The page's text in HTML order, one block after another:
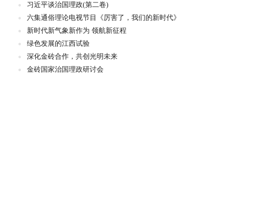
习近平谈治国理政(第二卷)
六集通俗理论电视节目《厉害了，我们的新时代》
新时代新气象新作为 领航新征程
绿色发展的江西试验
深化金砖合作，共创光明未来
金砖国家治国理政研讨会